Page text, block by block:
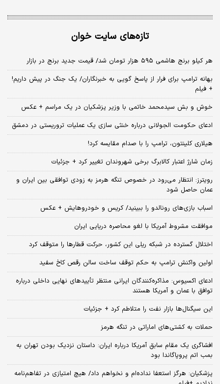
تازه‌های سایت خوان
هر کیلو برنج هاشمی ۵۹۵ هزار تومان شد/ قیمت جدید برنج در بازار
بهانه ترامپ برای فرار از پاسخ گویی به خبرنگاران/ یک جنگ در پیش داریم!
+ فیلم
خوش و بش سیدمحمد خاتمی با وزیر پزشکیان در یک مراسم + عکس
ادعای حکومت الجولانی درباره خنثی سازی یک عملیات تروریستی در دمشق
هیلاری کلینتون، ترامپ را با صدام مقایسه کرد!
زمان شارژ اعتبار کالابرگ برخی شهروندان تغییر کرد + جزئیات
رویترز: انتظار می‌رود در خصوص تنگه هرمز به زودی توافقی بین ایران و
عمان حاصل شود
اسباب‌ بازی‌های رونالدو را ببینید/ کریس و خودروهایش + عکس
موافقت مشروط آمریکا با لغو محاصره دریایی ایران
اختلال گسترده در شبکه ریلی این کشور، حرکت قطارها را متوقف کرد
اولین واکنش ترامپ به حکم توقف ساخت سالن رقص کاخ سفید
ادعای اکسیوس: مذاکره‌کنندگان ایرانی منتظر تأییدهای نهایی داخلی درباره
توافق با عمان و آمریکا هستند
این سیگنال‌ها بازار نفت را متلاطم کرد + جزئیات
حملات به کشتی‌های اماراتی در تنگه هرمز
افشاگری یک مقام سابق آمریکا درباره ایران: داستان نزدیک بودن تهران به
بمب اتم پروپاگاندا بود
پزشکیان: هرگز استعفا نداده‌ام و نخواهم داد/ هیچ امتیازی در تفاهم‌نامه